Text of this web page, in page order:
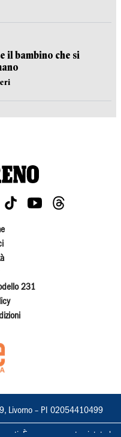
il bambino che si
231
9, Livorno – PI 02054410499
È espressamente vietata la